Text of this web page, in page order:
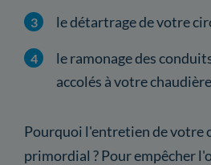
le détartrage de votre
le ramonage des
accolés à votre
Pourquoi l'entretien de votre
primordial ? Pour empêcher